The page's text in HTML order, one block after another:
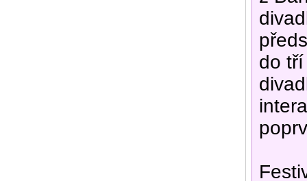
do